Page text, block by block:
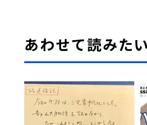
あわせて読みたい